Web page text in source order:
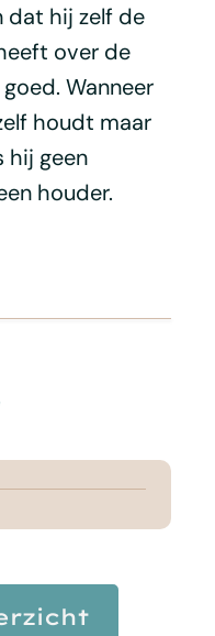
dat hij zelf de
over de
Wanneer
houdt maar
hij geen
houder.